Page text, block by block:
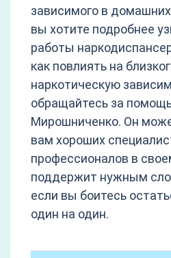
зависимого в
вы хотите подробнее
работы
как повлиять на
наркотическую
обращайтесь за
Мирошниченко. Он
вам хороших
профессионалов в
поддержит нужным
если вы боитесь
один на один.